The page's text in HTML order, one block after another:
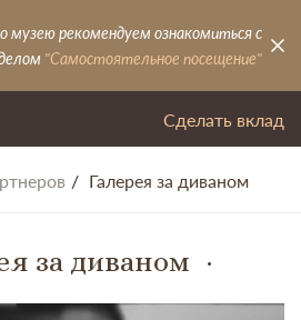
музею рекомендуем ознакомиться с
"Самостоятельное посещение"
Сделать вклад
Галерея за диваном
за диваном